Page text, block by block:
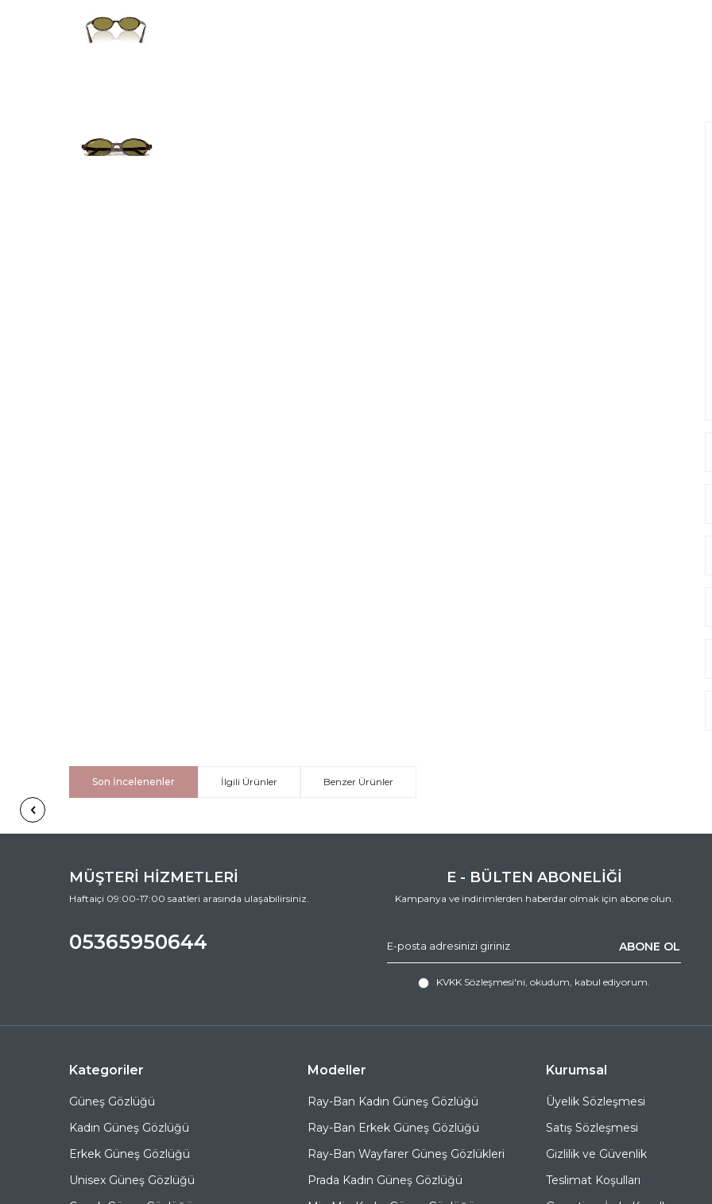
Son İncelenenler İlgili Ürünler Benzer Ürünler
MÜŞTERİ HİZMETLERİ
Haftaiçi 09:00-17:00 saatleri arasında ulaşabilirsiniz.
05365950644
E - BÜLTEN ABONELİĞİ
Kampanya ve indirimlerden haberdar olmak için abone olun.
ABONE OL
KVKK Sözleşmesi'ni, okudum, kabul ediyorum.
Kategoriler
Güneş Gözlüğü
Kadın Güneş Gözlüğü
Erkek Güneş Gözlüğü
Unisex Güneş Gözlüğü
Modeller
Ray-Ban Kadın Güneş Gözlüğü
Ray-Ban Erkek Güneş Gözlüğü
Ray-Ban Wayfarer Güneş Gözlükleri
Prada Kadın Güneş Gözlüğü
Kurumsal
Üyelik Sözleşmesi
Satış Sözleşmesi
Gizlilik ve Güvenlik
Teslimat Koşulları